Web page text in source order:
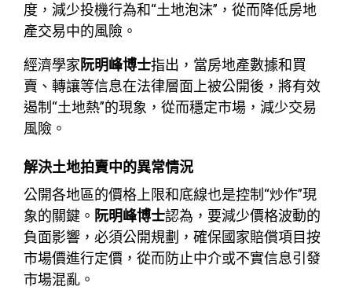
度，減少投機行為和“土地泡沫”，從而降低房地
產交易中的風險。
經濟學家阮明峰博士指出，當房地產數據和買
賣、轉讓等信息在法律層面上被公開後，將有效
遏制“土地熱”的現象，從而穩定市場，減少交易
風險。
解決土地拍賣中的異常情況
公開各地區的價格上限和底線也是控制“炒作”現
象的關鍵。 阮明峰博士認為，要減少價格波動的
負面影響，必須公開規劃，確保國家賠償項目按
市場價進行定價，從而防止中介或不實信息引發
市場混亂。